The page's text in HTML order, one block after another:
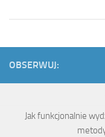
OBSERWUJ:
Jak funkcjonalnie